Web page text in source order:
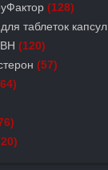
(128)
таблеток капсул
(120)
(57)